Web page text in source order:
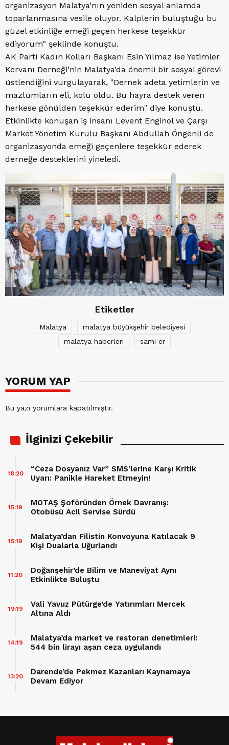
organizasyon Malatya’nın yeniden sosyal anlamda
toparlanmasına vesile oluyor. Kalplerin buluştuğu bu
güzel etkinliğe emeği geçen herkese teşekkür
ediyorum" şeklinde konuştu.
AK Parti Kadın Kolları Başkanı Esin Yılmaz ise Yetimler
Kervanı Derneği’nin Malatya’da önemli bir sosyal görevi
üstlendiğini vurgulayarak, "Dernek adeta yetimlerin ve
mazlumların eli, kolu oldu. Bu hayra destek veren
herkese gönülden teşekkür ederim" diye konuştu.
Etkinlikte konuşan iş insanı Levent Enginol ve Çarşı
Market Yönetim Kurulu Başkanı Abdullah Öngenli de
organizasyonda emeği geçenlere teşekkür ederek
derneğe desteklerini yineledi.
Etiketler
Malatya
malatya büyükşehir belediyesi
malatya haberleri
sami er
YORUM YAP
Bu yazı yorumlara kapatılmıştır.
İlginizi Çekebilir
“Ceza Dosyanız Var” SMS’lerine Karşı Kritik
Uyarı: Panikle Hareket Etmeyin!
18:20
MOTAŞ Şoföründen Örnek Davranış:
Otobüsü Acil Servise Sürdü
15:19
Malatya’dan Filistin Konvoyuna Katılacak 9
Kişi Dualarla Uğurlandı
15:19
Doğanşehir’de Bilim ve Maneviyat Aynı
Etkinlikte Buluştu
11:20
Vali Yavuz Pütürge’de Yatırımları Mercek
Altına Aldı
19:19
Malatya’da market ve restoran denetimleri:
544 bin lirayı aşan ceza uygulandı
14:19
Darende’de Pekmez Kazanları Kaynamaya
Devam Ediyor
13:20